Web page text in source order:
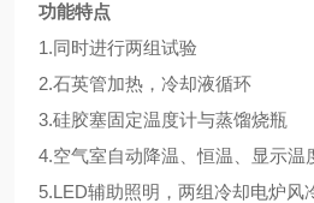
功能特点
1.同时进行两组试验
2.石英管加热，冷却液循环
3.硅胶塞固定温度计与蒸馏烧瓶
4.空气室自动降温、恒温、显示温
5.LED辅助照明，两组冷却电炉风